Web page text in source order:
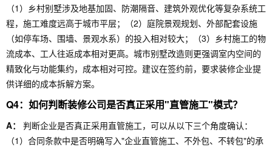
（1）乡村别墅涉及地基加固、防潮隔音、建筑外观优化等复杂系统工
程，施工难度远高于城市平层；（2）庭院景观规划、外部配套设施
（如停车场、围墙、景观水系）的投入相对较大；（3）乡村施工的物
流成本、工人往返成本相对更高。城市别墅改造则更强调室内空间的
精致化与功能集约，成本相对可控。建议在签约前，要求装修企业提
供详细的成本拆解方案。
Q4：如何判断装修公司是否真正采用"直管施工"模式？
A：
判断企业是否真正采用直管施工，可以从以下三个角度确认：
（1）合同条款中是否明确写入"企业直管施工、不外包、不转包"的承